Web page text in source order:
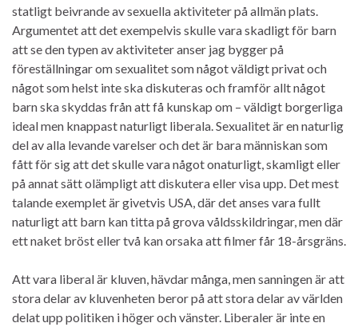
statligt beivrande av sexuella aktiviteter på allmän plats.
Argumentet att det exempelvis skulle vara skadligt för barn
att se den typen av aktiviteter anser jag bygger på
föreställningar om sexualitet som något väldigt privat och
något som helst inte ska diskuteras och framför allt något
barn ska skyddas från att få kunskap om – väldigt borgerliga
ideal men knappast naturligt liberala. Sexualitet är en naturlig
del av alla levande varelser och det är bara människan som
fått för sig att det skulle vara något onaturligt, skamligt eller
på annat sätt olämpligt att diskutera eller visa upp. Det mest
talande exemplet är givetvis USA, där det anses vara fullt
naturligt att barn kan titta på grova våldsskildringar, men där
ett naket bröst eller två kan orsaka att filmer får 18-årsgräns.
Att vara liberal är kluven, hävdar många, men sanningen är att
stora delar av kluvenheten beror på att stora delar av världen
delat upp politiken i höger och vänster. Liberaler är inte en